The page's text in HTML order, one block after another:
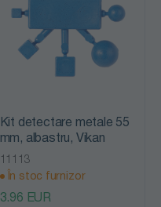
Kit detectare metale 55
mm, albastru, Vikan
11113
În stoc furnizor
3.96 EUR